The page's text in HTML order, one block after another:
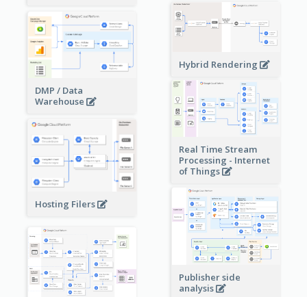
Hybrid Rendering
DMP / Data
Warehouse
Real Time Stream
Processing - Internet
of Things
Hosting Filers
Publisher side
analysis